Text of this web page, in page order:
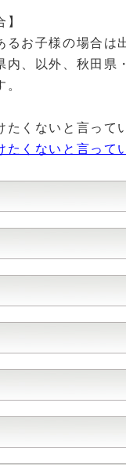
るお子様の場合
内、以外、秋田
たくないと言って
たくないと言って